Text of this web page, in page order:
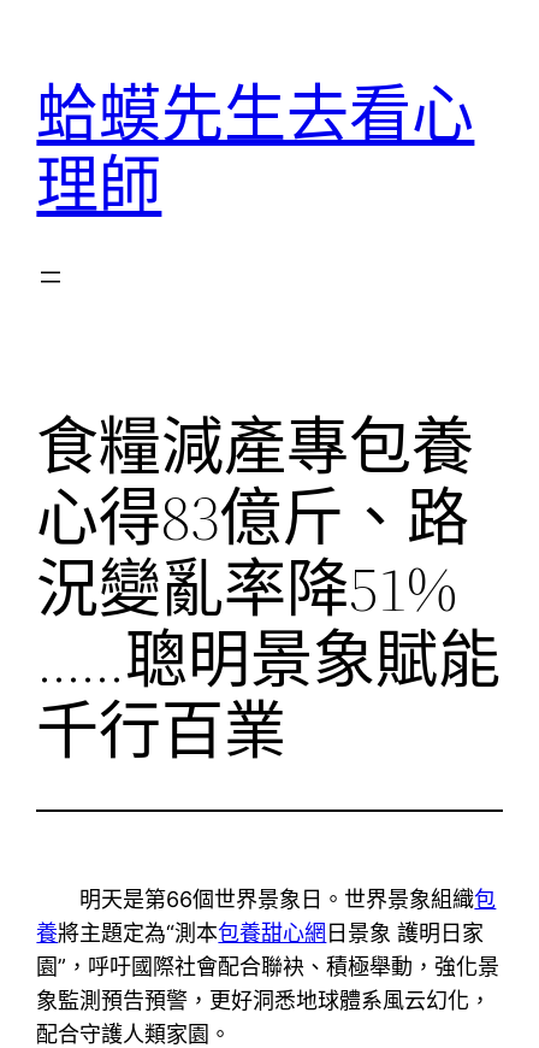
蛤蟆先生去看心
理師
食糧減產專包養
心得83億斤、路
況變亂率降51%
……聰明景象賦能
千行百業
明天是第66個世界景象日。世界景象組織包
養將主題定為“測本包養甜心網 日景象 護明日家
園”，呼吁國際社會配合聯袂、積極舉動，強化景
象監測預告預警，更好洞悉地球體系風云幻化，
配合守護人類家園。